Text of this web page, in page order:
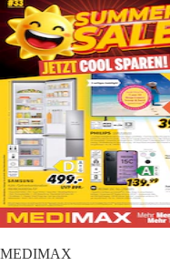
MEDIMAX